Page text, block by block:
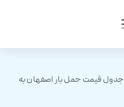
باربری اصفهان به تهران ⭐09130474090 جدول قیمت حمل بار اصفهان به